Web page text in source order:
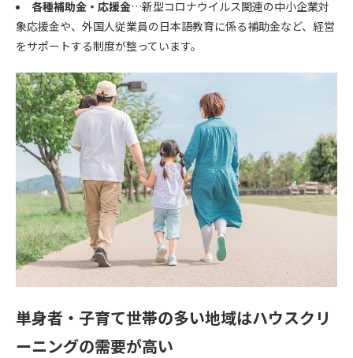
各種補助金・応援金…新型コロナウイルス関連の中小企業対
象応援金や、外国人従業員の日本語教育に係る補助金など、経営
をサポートする制度が整っています。
単身者・子育て世帯の多い地域はハウスクリ
ーニングの需要が高い